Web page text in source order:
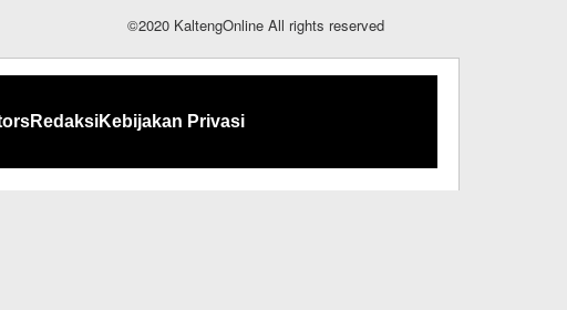
©2020 KaltengOnline All rights reserved
RedaksiKebijakan Privasi